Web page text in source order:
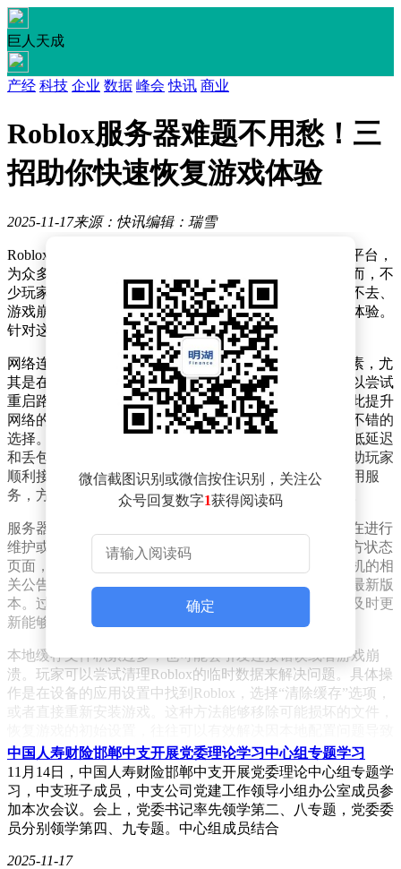
巨人天成
产经 科技 企业 数据 峰会 快讯 商业
Roblox服务器难题不用愁！三
招助你快速恢复游戏体验
2025-11-17来源：快讯编辑：瑞雪
Roblox作为一款在全球范围内广受欢迎的在线创作游戏平台，
为众多玩家提供了创作与体验虚拟世界的广阔空间。然而，不
少玩家在登录游戏或游玩过程中，时常会遭遇服务器进不去、
游戏崩溃以及报错等状况，这极大地影响了他们的游戏体验。
针对这些问题，以下为大家介绍几种有效的解决办法。
网络连接不稳定是导致Roblox服务器问题的一个常见因素，尤
其是在网络使用高峰时段或者使用无线网络时。玩家可以尝试
重启路由器，或者将无线网络连接切换为有线连接，以此提升
网络的稳定性。若问题依旧存在，使用网络加速器是个不错的
选择。例如古怪加速器，它能够优化网络路径，有效降低延迟
和丢包率。通过智能选择节点，避开网络拥堵区域，帮助玩家
顺利接入游戏服务器。而且，古怪加速器还提供免费试用服
务，方便玩家先测试效果，确保网络环境得到明显改善。
服务器问题有时并非源于玩家自身，而是Roblox官方正在进行
维护或者遭遇了突发故障。玩家可以先访问Roblox的官方状态
页面，或者查看其社交媒体账号，确认是否有服务器宕机的相
关公告。另外，要确保游戏客户端和设备系统都更新到最新版
本。过时的软件可能存在兼容性问题，容易引发错误，及时更
新能够修复已知漏洞，降低游戏崩溃的概率。
本地缓存文件积累过多，也可能会引发连接错误或者游戏崩
溃。玩家可以尝试清理Roblox的临时数据来解决问题。具体操
作是在设备的应用设置中找到Roblox，选择“清除缓存”选项，
或者直接重新安装游戏。这种方法能够移除可能损坏的文件，
的服务器报错情况。
微信截图识别或微信按住识别，关注公
众号回复数字1获得阅读码
确定
中国人寿财险邯郸中支开展党委理论学习中心组专题学习
11月14日，中国人寿财险邯郸中支开展党委理论中心组专题学
习，中支班子成员，中支公司党建工作领导小组办公室成员参
加本次会议。会上，党委书记率先领学第二、八专题，党委委
员分别领学第四、九专题。中心组成员结合
2025-11-17